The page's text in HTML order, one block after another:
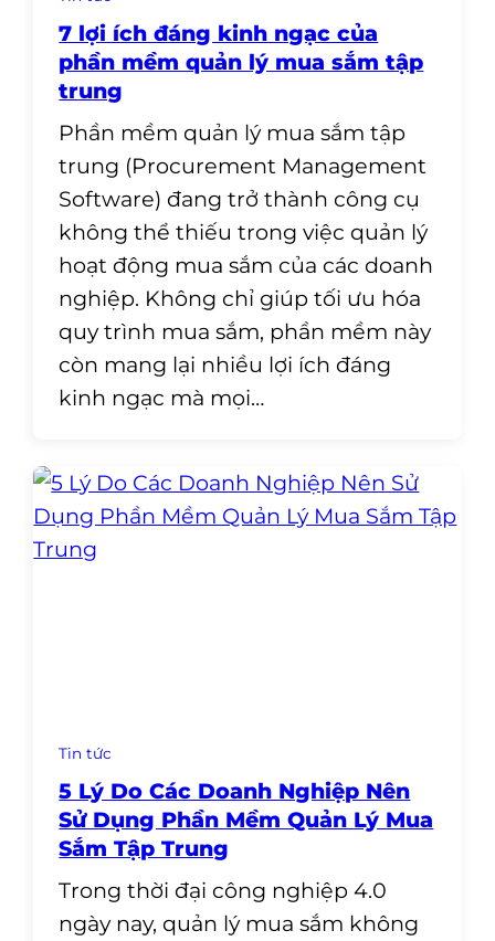
7 lợi ích đáng kinh ngạc của
phần mềm quản lý mua sắm tập
trung
Phần mềm quản lý mua sắm tập
trung (Procurement Management
Software) đang trở thành công cụ
không thể thiếu trong việc quản lý
hoạt động mua sắm của các doanh
nghiệp. Không chỉ giúp tối ưu hóa
quy trình mua sắm, phần mềm này
còn mang lại nhiều lợi ích đáng
kinh ngạc mà mọi…
Tin tức
5 Lý Do Các Doanh Nghiệp Nên
Sử Dụng Phần Mềm Quản Lý Mua
Sắm Tập Trung
Trong thời đại công nghiệp 4.0
ngày nay, quản lý mua sắm không